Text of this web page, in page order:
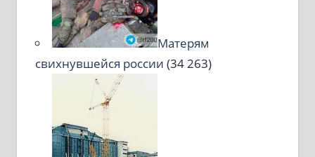
Матерям
свихнувшейся россии (34 263)